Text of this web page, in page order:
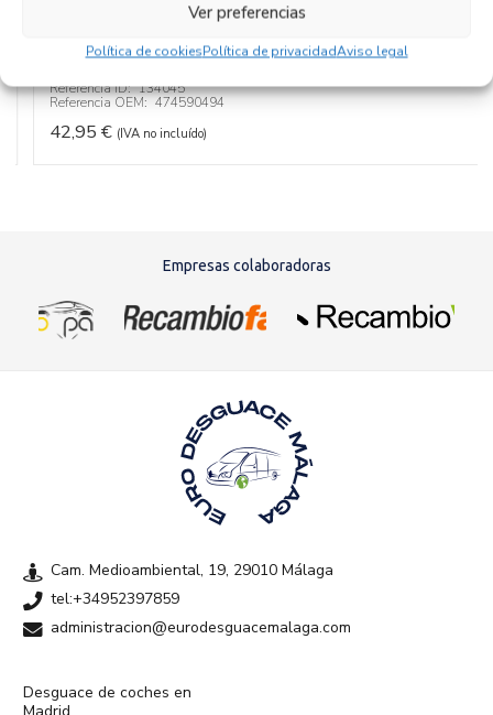
Ver preferencias
Política de cookiesPolítica de privacidadAviso legal
ALTERNADOR 474590494
Recambios OPELCORSA DZ13DTH
Referencia ID: 134045
Referencia OEM: 474590494
42,95€ (IVA no incluído)
Empresas colaboradoras
Cam. Medioambiental, 19, 29010 Málaga
tel:+34952397859
administracion@eurodesguacemalaga.com
Desguace de coches en